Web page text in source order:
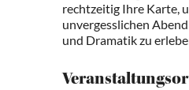
rechtzeitig Ihre Karte,
unvergesslichen
und Dramatik zu